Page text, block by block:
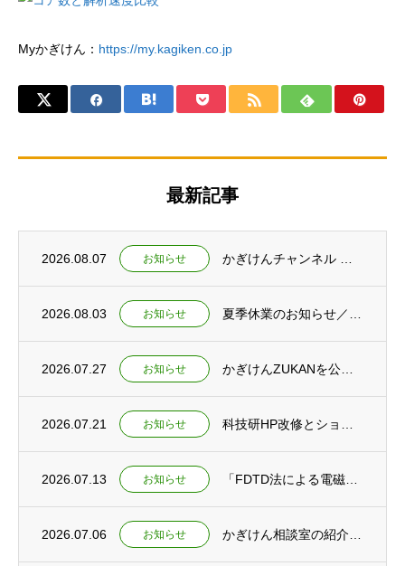
Myかぎけん： https://my.kagiken.co.jp
最新記事
2026.08.07 お知らせ
2026.08.03 お知らせ
2026.07.27 お知らせ
2026.07.21 お知らせ
2026.07.13 お知らせ
2026.07.06 お知らせ